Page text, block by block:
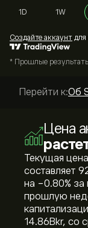
1D 1W
Cоздайте аккаунт для
* Прошлые
Перейти к:Об
Цена
Текущая
составляет
на ‎-0.80‎% за
прошлую
14.86B‎kr‎, со